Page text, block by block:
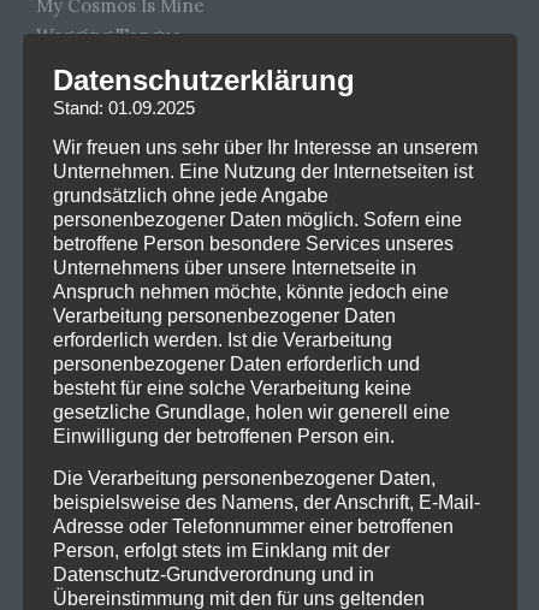
My Cosmos Is Mine
Wagging Tongue
Ghosts Again
Don’t Say You Love Me
Soul With Me
Caroline’s Monkey
Before We Drown
People Are Good
Always You
Never Let Me Go
Speak To Me
Wie bereits angekündigt, gehenDepeche Mode
zeitgleich zum Album-Release auf „Memento Mori“-
Tournee. Die von Live Nation präsentierte
Konzertreise stellt die ersteDepeche Mode-Tour
seit mehr als fünf Jahren sowie die 19. Tour der Band
insgesamt dar. Der Tourstart findet am 23. März in
Form einer besonderen Reihe nordamerikanischer
Arena-Konzerten statt, in deren RahmenDepeche
Datenschutzerklärung
Stand: 01.09.2025
Wir freuen uns sehr über Ihr Interesse an unserem
Unternehmen. Eine Nutzung der Internetseiten ist
grundsätzlich ohne jede Angabe
personenbezogener Daten möglich. Sofern eine
betroffene Person besondere Services unseres
Unternehmens über unsere Internetseite in
Anspruch nehmen möchte, könnte jedoch eine
Verarbeitung personenbezogener Daten
erforderlich werden. Ist die Verarbeitung
personenbezogener Daten erforderlich und
besteht für eine solche Verarbeitung keine
gesetzliche Grundlage, holen wir generell eine
Einwilligung der betroffenen Person ein.
Die Verarbeitung personenbezogener Daten,
beispielsweise des Namens, der Anschrift, E-Mail-
Adresse oder Telefonnummer einer betroffenen
Person, erfolgt stets im Einklang mit der
Datenschutz-Grundverordnung und in
Übereinstimmung mit den für uns geltenden